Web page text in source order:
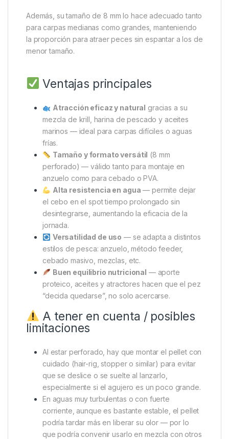
Además, su tamaño de 8 mm lo hace adecuado tanto
para carpas medianas como grandes, manteniendo
la proporción para atraer peces sin espantar a los de
menor tamaño.
Ventajas principales
Atracción eficaz y natural gracias a su
mezcla de krill, harina de pescado y aceites
marinos — ideal para carpas difíciles o aguas
frías.
Tamaño y formato versátil (8 mm
perforado) — válido tanto para montaje en
anzuelo como para cebado o PVA.
Alta resistencia en agua — permite dejar
el cebo en el spot tiempo prolongado sin
desintegrarse, aumentando la eficacia de la
jornada.
Versatilidad de uso — se adapta a distintos
estilos de pesca: anzuelo, método feeder,
cebado masivo, mezclas, etc.
Buen equilibrio nutricional — aporte
proteico, aceites y atractores hacen que el pez
“decida quedarse”, no solo acercarse.
A tener en cuenta / posibles
limitaciones
Al estar perforado, hay que montar el pellet con
cuidado (hair-rig, stopper o similar) para evitar
que se deslice o se suelte al lanzarlo,
especialmente si el agujero es un poco grande.
En aguas muy turbulentas o con fuerte
corriente, aunque es bastante estable, el pellet
podría tardar más en liberar su olor — por lo
que podría convenir usarlo en mezcla con otros